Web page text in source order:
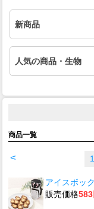
新商品
人気の商品・生物
商品一覧
< 1
アイスボッ
販売価格583